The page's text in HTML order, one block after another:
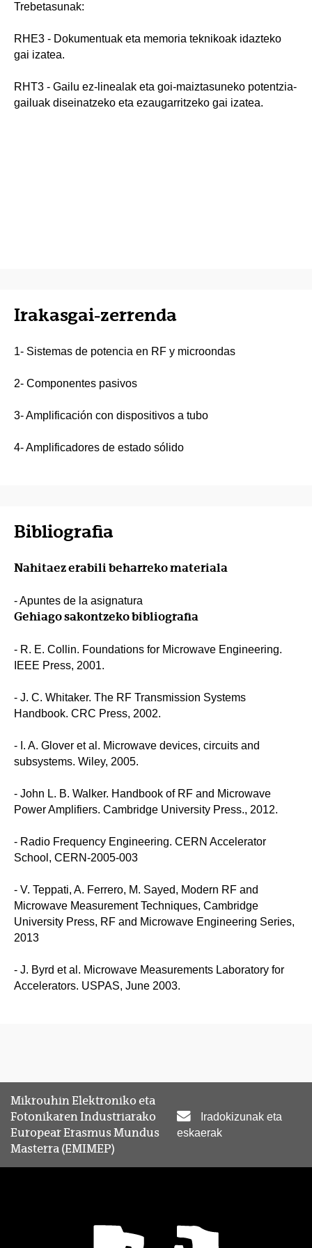
Trebetasunak:
RHE3 - Dokumentuak eta memoria teknikoak idazteko
gai izatea.
RHT3 - Gailu ez-linealak eta goi-maiztasuneko potentzia-
gailuak diseinatzeko eta ezaugarritzeko gai izatea.
Irakasgai-zerrenda
1- Sistemas de potencia en RF y microondas
2- Componentes pasivos
3- Amplificación con dispositivos a tubo
4- Amplificadores de estado sólido
Bibliografia
Nahitaez erabili beharreko materiala
- Apuntes de la asignatura
Gehiago sakontzeko bibliografia
- R. E. Collin. Foundations for Microwave Engineering.
IEEE Press, 2001.
- J. C. Whitaker. The RF Transmission Systems
Handbook. CRC Press, 2002.
- I. A. Glover et al. Microwave devices, circuits and
subsystems. Wiley, 2005.
- John L. B. Walker. Handbook of RF and Microwave
Power Amplifiers. Cambridge University Press., 2012.
- Radio Frequency Engineering. CERN Accelerator
School, CERN-2005-003
- V. Teppati, A. Ferrero, M. Sayed, Modern RF and
Microwave Measurement Techniques, Cambridge
University Press, RF and Microwave Engineering Series,
2013
- J. Byrd et al. Microwave Measurements Laboratory for
Accelerators. USPAS, June 2003.
Mikrouhin Elektroniko eta
Fotonikaren Industriarako
Europear Erasmus Mundus
Masterra (EMIMEP)
Iradokizunak eta
eskaerak